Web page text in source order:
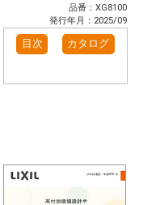
品番：XG8100
発行年月：2025/09
目次 カタログ